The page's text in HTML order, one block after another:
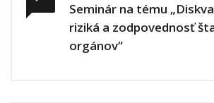
Seminár na tému
riziká a zodpovednosť
orgánov“